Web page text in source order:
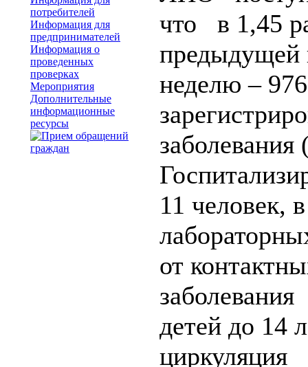
потребителей
Информация для
предпринимателей
Информация о
проведенных
проверках
Мероприятия
Дополнительные
информационные
ресурсы
что в 1,45
неделю –
11 человек,
от
детей до 14
циркуляция